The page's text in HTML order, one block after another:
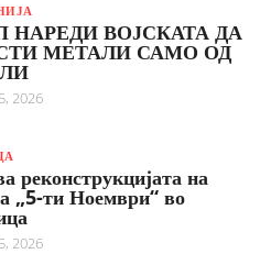
НАРЕДИ ВОЈСКАТА ДА
МЕТАЛИ САМО ОД
2026
реконструкцијата на
„5-ти Ноември“ во
2026